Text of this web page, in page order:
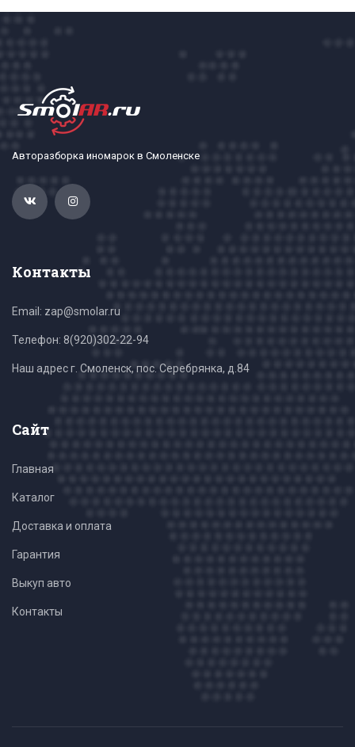
Авторазборка иномарок в Смоленске
Контакты
Email: zap@smolar.ru
Телефон: 8(920)302-22-94
Наш адрес г. Смоленск, пос. Серебрянка, д.84
Сайт
Главная
Каталог
Доставка и оплата
Гарантия
Выкуп авто
Контакты